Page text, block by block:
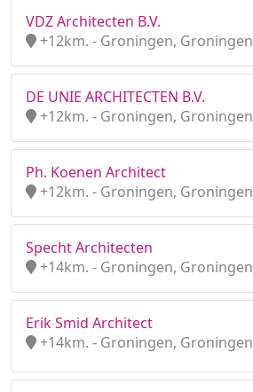
VDZ Architecten B.V.
+12km. - Groningen, Groningen
DE UNIE ARCHITECTEN B.V.
+12km. - Groningen, Groningen
Ph. Koenen Architect
+12km. - Groningen, Groningen
Specht Architecten
+14km. - Groningen, Groningen
Erik Smid Architect
+14km. - Groningen, Groningen